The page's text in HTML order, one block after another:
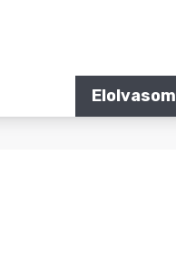
Elolvasom